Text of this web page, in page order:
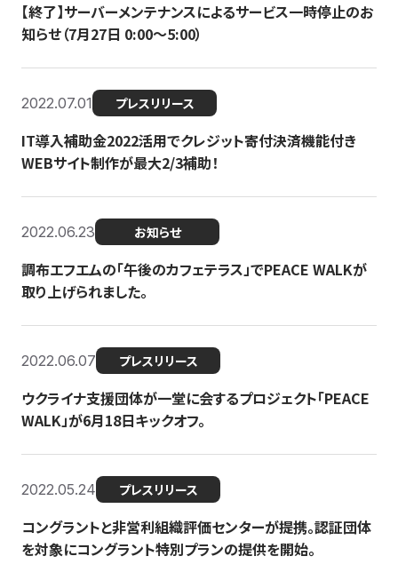
【終了】サーバーメンテナンスによるサービス一時停止のお
知らせ（7月27日 0:00〜5:00）
2022.07.01 プレスリリース
IT導入補助金2022活用でクレジット寄付決済機能付き
WEBサイト制作が最大2/3補助！
2022.06.23 お知らせ
調布エフエムの「午後のカフェテラス」でPEACE WALKが
取り上げられました。
2022.06.07 プレスリリース
ウクライナ支援団体が一堂に会するプロジェクト「PEACE
WALK」が6月18日キックオフ。
2022.05.24 プレスリリース
コングラントと非営利組織評価センターが提携。認証団体
を対象にコングラント特別プランの提供を開始。